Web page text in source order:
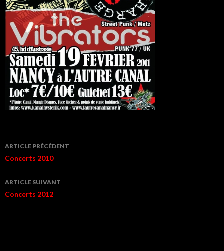
Navigation
de
l’article
ARTICLE PRÉCÉDENT
Concerts 2010
ARTICLE SUIVANT
Concerts 2012